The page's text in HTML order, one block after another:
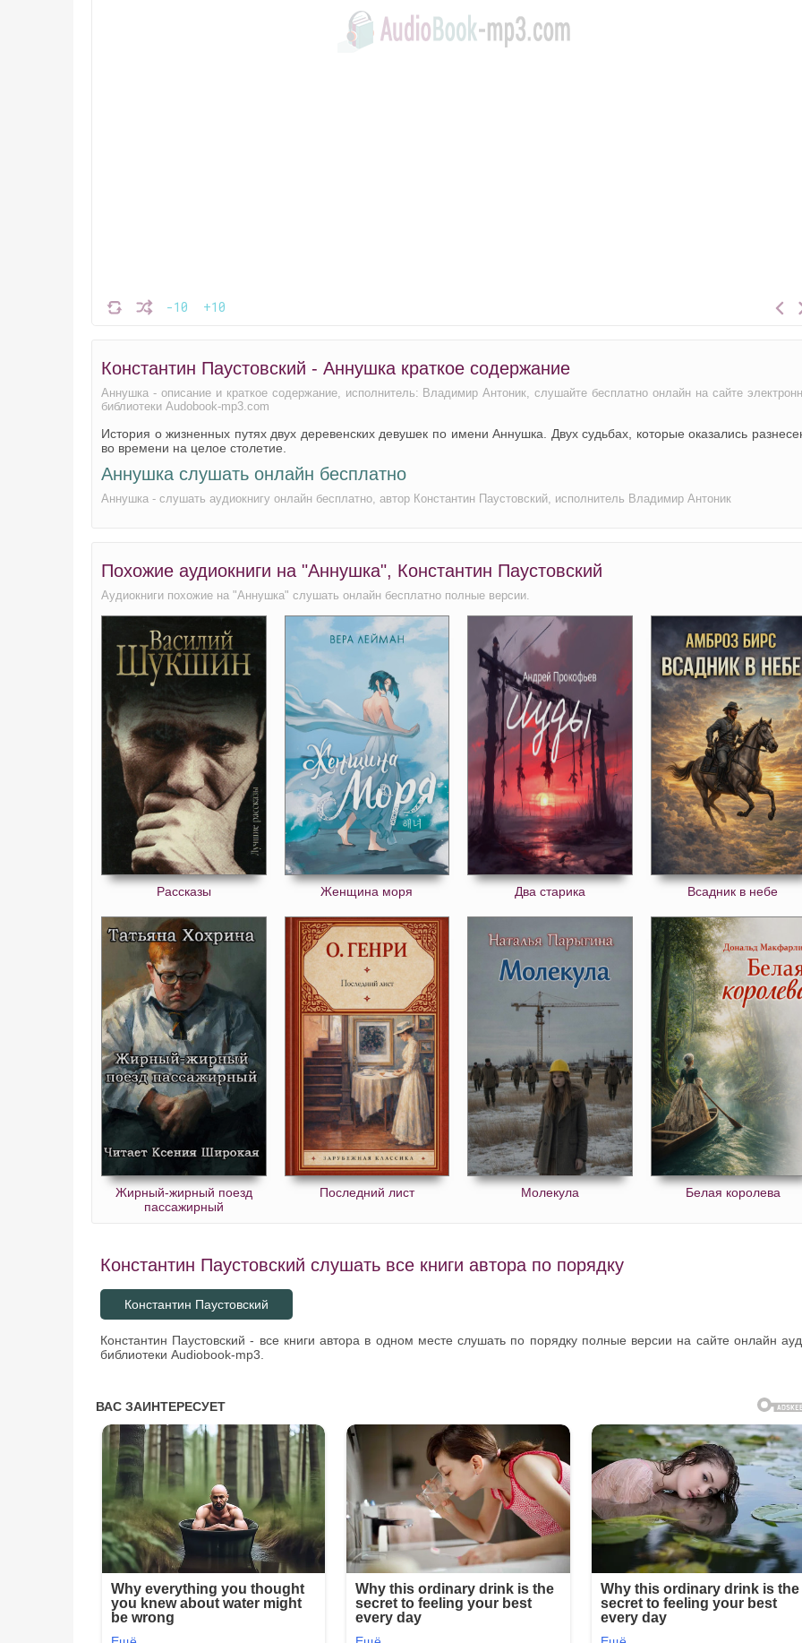
-10 +10
Константин Паустовский - Аннушка краткое содержание
Аннушка - описание и краткое содержание, исполнитель: Владимир Антоник, слушайте бесплатно онлайн на сайте
библиотеки Audobook-mp3.com
История о жизненных путях двух деревенских девушек по имени Аннушка. Двух судьбах, которые оказались
во времени на целое столетие.
Аннушка слушать онлайн бесплатно
Аннушка - слушать аудиокнигу онлайн бесплатно, автор Константин Паустовский, исполнитель Владимир Антоник
Похожие аудиокниги на "Аннушка", Константин Паустовский
Аудиокниги похожие на "Аннушка" слушать онлайн бесплатно полные версии.
Рассказы Женщина моря Два старика Всадник в небе
Жирный-жирный поезд
пассажирный
Последний лист Молекула Белая королева
Константин Паустовский слушать все книги автора по порядку
Константин Паустовский
Константин Паустовский - все книги автора в одном месте слушать по порядку полные версии на сайте онлайн
библиотеки Audiobook-mp3.